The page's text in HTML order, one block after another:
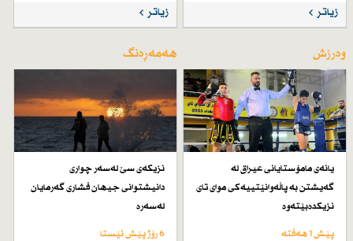
زیاتر زیاتر
وەرزش
یانەی مامۆستایانی عیراق لە
گەیشتن بە پاڵەوانێتییەكی موای تای
نزیكدەبێتەوە
پێش 1 هەفتە
هەمەڕەنگ
نزیكەی سێ لەسەر چواری
دانیشتوانی جیهان فشاری گەرمایان
لەسەرە
6 رۆژ پێش ئێستا